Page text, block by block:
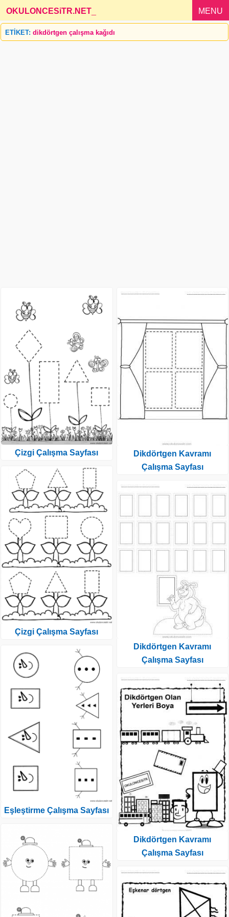
OKULONCESiTR.NET MENU
ETİKET: dikdörtgen çalışma kağıdı
Çizgi Çalışma Sayfası
Çizgi Çalışma Sayfası
Eşleştirme Çalışma Sayfası
Dikdörtgen Kavramı
Çalışma Sayfası
Dikdörtgen Kavramı
Çalışma Sayfası
Dikdörtgen Kavramı
Çalışma Sayfası